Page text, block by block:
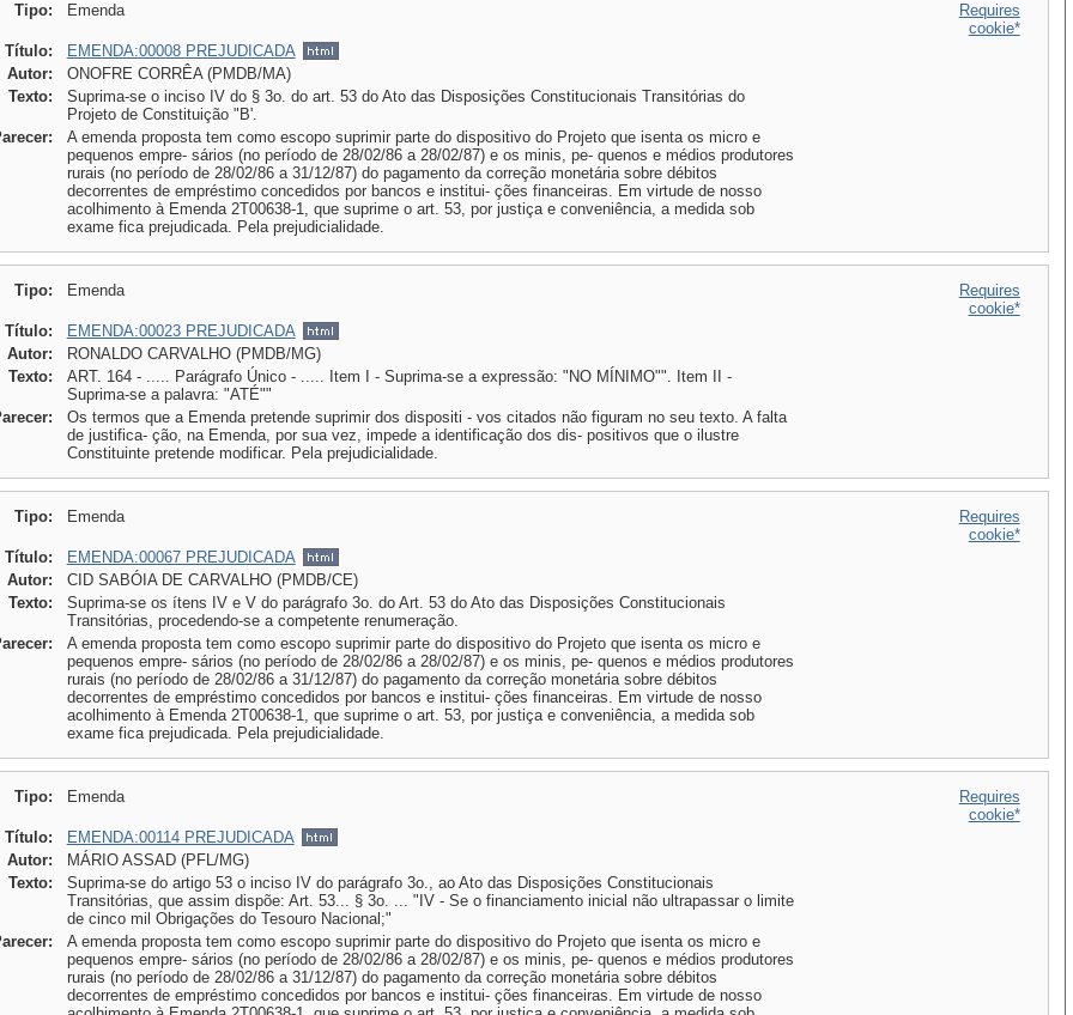
Tipo: Emenda
Requires
cookie*
Título:
EMENDA:00008 PREJUDICADA
Autor:
ONOFRE CORRÊA (PMDB/MA)
Texto:
Suprima-se o inciso IV do § 3o. do art. 53 do Ato das Disposições Constitucionais Transitórias do
Projeto de Constituição "B'.
A emenda proposta tem como escopo suprimir parte do dispositivo do Projeto que isenta os micro e
pequenos empre- sários (no período de 28/02/86 a 28/02/87) e os minis, pe- quenos e médios produtores
rurais (no período de 28/02/86 a 31/12/87) do pagamento da correção monetária sobre débitos
decorrentes de empréstimo concedidos por bancos e institui- ções financeiras. Em virtude de nosso
acolhimento à Emenda 2T00638-1, que suprime o art. 53, por justiça e conveniência, a medida sob
exame fica prejudicada. Pela prejudicialidade.
Tipo: Emenda
Requires
cookie*
Título:
EMENDA:00023 PREJUDICADA
Autor:
RONALDO CARVALHO (PMDB/MG)
Texto:
ART. 164 - ..... Parágrafo Único - ..... Item I - Suprima-se a expressão: "NO MÍNIMO"". Item II -
Suprima-se a palavra: "ATÉ""
Os termos que a Emenda pretende suprimir dos dispositi - vos citados não figuram no seu texto. A falta
de justifica- ção, na Emenda, por sua vez, impede a identificação dos dis- positivos que o ilustre
Constituinte pretende modificar. Pela prejudicialidade.
Tipo: Emenda
Requires
cookie*
Título:
EMENDA:00067 PREJUDICADA
Autor:
CID SABÓIA DE CARVALHO (PMDB/CE)
Texto:
Suprima-se os ítens IV e V do parágrafo 3o. do Art. 53 do Ato das Disposições Constitucionais
Transitórias, procedendo-se a competente renumeração.
A emenda proposta tem como escopo suprimir parte do dispositivo do Projeto que isenta os micro e
pequenos empre- sários (no período de 28/02/86 a 28/02/87) e os minis, pe- quenos e médios produtores
rurais (no período de 28/02/86 a 31/12/87) do pagamento da correção monetária sobre débitos
decorrentes de empréstimo concedidos por bancos e institui- ções financeiras. Em virtude de nosso
acolhimento à Emenda 2T00638-1, que suprime o art. 53, por justiça e conveniência, a medida sob
exame fica prejudicada. Pela prejudicialidade.
Tipo: Emenda
Requires
cookie*
Título:
EMENDA:00114 PREJUDICADA
Autor:
MÁRIO ASSAD (PFL/MG)
Texto:
Suprima-se do artigo 53 o inciso IV do parágrafo 3o., ao Ato das Disposições Constitucionais
Transitórias, que assim dispõe: Art. 53... § 3o. ... "IV - Se o financiamento inicial não ultrapassar o limite
de cinco mil Obrigações do Tesouro Nacional;"
A emenda proposta tem como escopo suprimir parte do dispositivo do Projeto que isenta os micro e
pequenos empre- sários (no período de 28/02/86 a 28/02/87) e os minis, pe- quenos e médios produtores
rurais (no período de 28/02/86 a 31/12/87) do pagamento da correção monetária sobre débitos
decorrentes de empréstimo concedidos por bancos e institui- ções financeiras. Em virtude de nosso